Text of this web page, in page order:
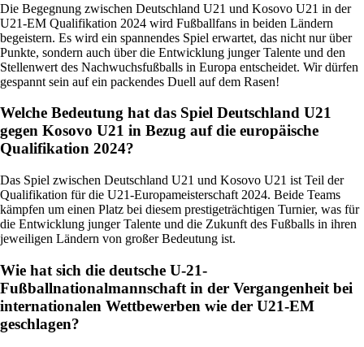
Die Begegnung zwischen Deutschland U21 und Kosovo U21 in der
U21-EM Qualifikation 2024 wird Fußballfans in beiden Ländern
begeistern. Es wird ein spannendes Spiel erwartet, das nicht nur über
Punkte, sondern auch über die Entwicklung junger Talente und den
Stellenwert des Nachwuchsfußballs in Europa entscheidet. Wir dürfen
gespannt sein auf ein packendes Duell auf dem Rasen!
Welche Bedeutung hat das Spiel Deutschland U21
gegen Kosovo U21 in Bezug auf die europäische
Qualifikation 2024?
Das Spiel zwischen Deutschland U21 und Kosovo U21 ist Teil der
Qualifikation für die U21-Europameisterschaft 2024. Beide Teams
kämpfen um einen Platz bei diesem prestigeträchtigen Turnier, was für
die Entwicklung junger Talente und die Zukunft des Fußballs in ihren
jeweiligen Ländern von großer Bedeutung ist.
Wie hat sich die deutsche U-21-
Fußballnationalmannschaft in der Vergangenheit bei
internationalen Wettbewerben wie der U21-EM
geschlagen?